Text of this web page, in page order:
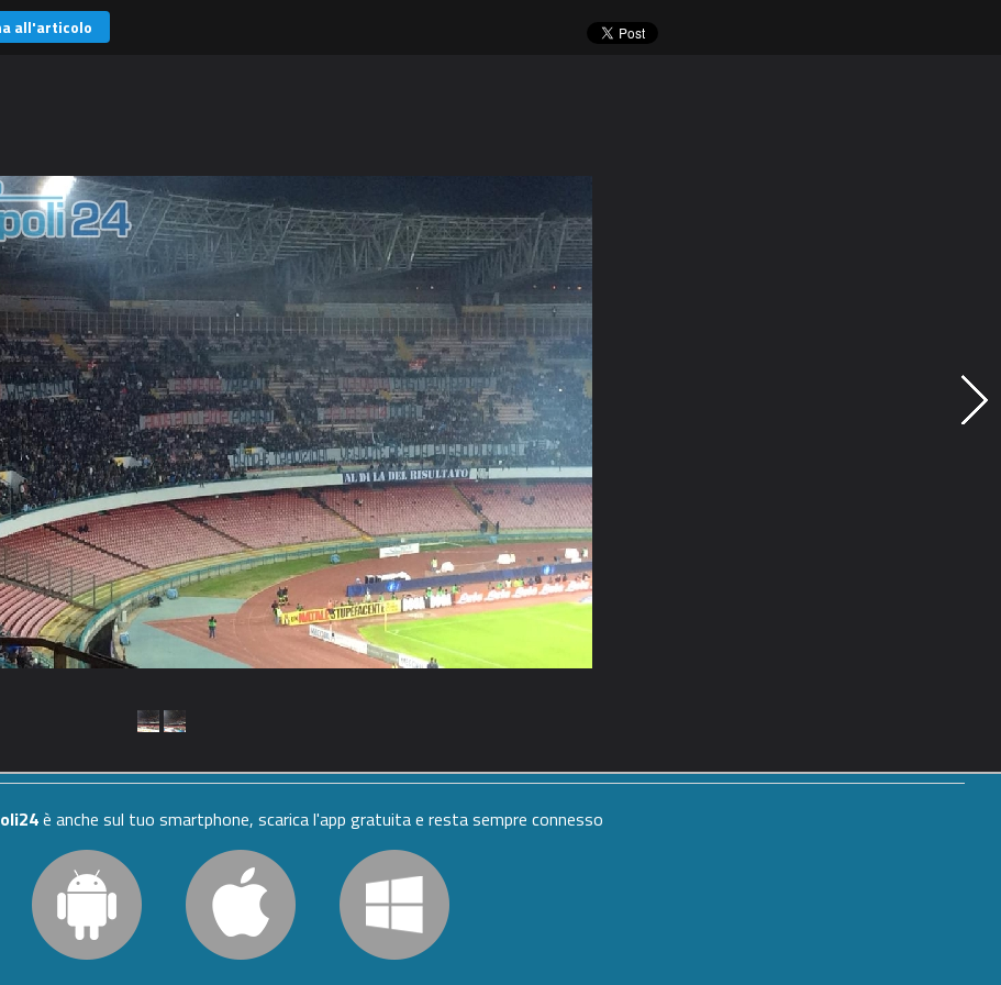
all'articolo
è anche sul tuo smartphone, scarica l'app gratuita e resta sempre connesso